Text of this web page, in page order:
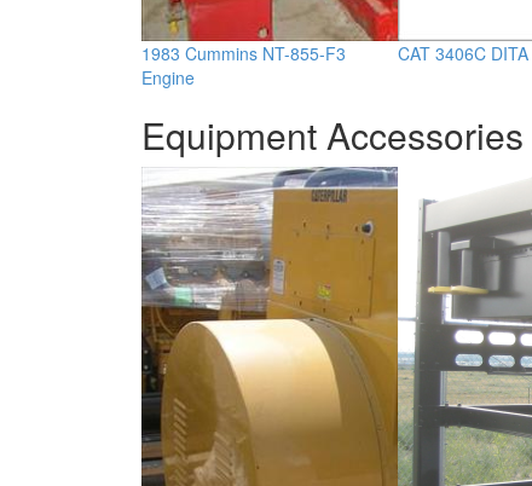
1983 Cummins NT-855-F3
Engine
CAT 3406C
Equipment